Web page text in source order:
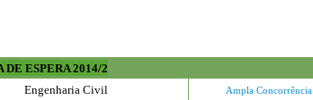
DE ESPERA 2014/2
Engenharia Civil Ampla Concorrência